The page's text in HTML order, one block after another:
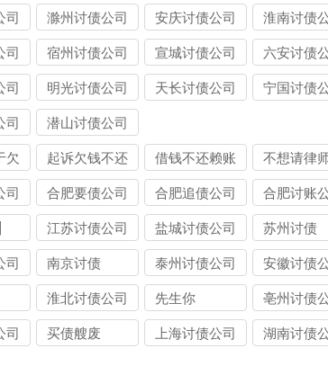
司
司 滁州讨债公司 安庆讨债公司 淮南讨债
司 宿州讨债公司 宣城讨债公司 六安讨债
司 明光讨债公司 天长讨债公司 宁国讨债
司 潜山讨债公司
欠
怎
起诉欠钱不还
多少钱立案
借钱不还赖账
怎么办
不想请律
以自己去
吗
司 合肥要债公司 合肥追债公司 合肥讨账
江苏讨债公司 盐城讨债公司 苏州讨债
司 南京讨债 泰州讨债公司 安徽讨债
淮北讨债公司 先生你 亳州讨债
司 买债艘废 上海讨债公司 湖南讨债